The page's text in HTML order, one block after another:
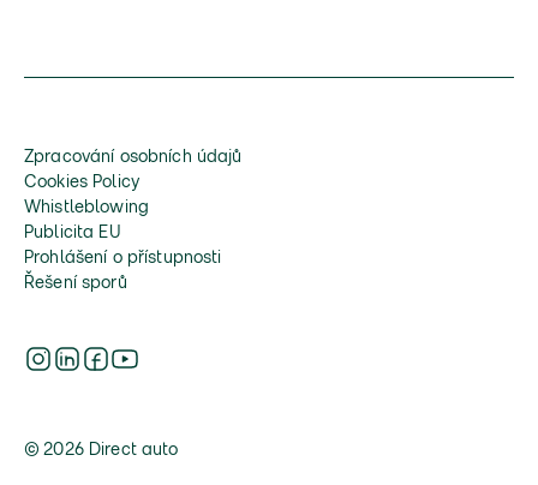
Zpracování osobních údajů
Cookies Policy
Whistleblowing
Publicita EU
Prohlášení o přístupnosti
Řešení sporů
© 2026 Direct auto